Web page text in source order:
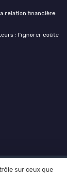
relation financière
: l'ignorer coûte
Grande
sur ceux que